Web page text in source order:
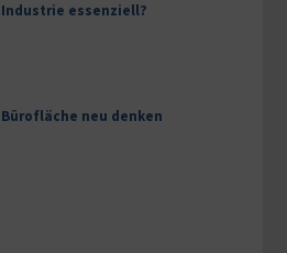
Industrie essenziell?
Bürofläche neu denken